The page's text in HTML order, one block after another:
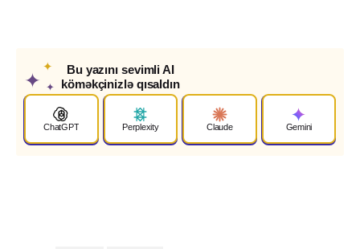
✦
✦
✦
Bu yazını sevimli AI
köməkçinizlə qısaldın
ChatGPT Perplexity Claude Gemini